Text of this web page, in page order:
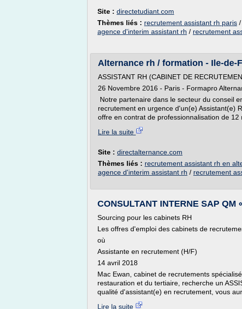
Site : directetudiant.com
Thèmes liés : recrutement assistant rh paris /
agence d'interim assistant rh / recrutement
Alternance rh / formation - Ile-de-
ASSISTANT RH (CABINET DE
26 Novembre 2016 - Paris - Formapro
Notre partenaire dans le secteur du conseil
recrutement en urgence d'un(e) Assistant(e)
offre en contrat de professionnalisation de 12
Lire la suite
Site : directalternance.com
Thèmes liés : recrutement assistant rh en
agence d'interim assistant rh / recrutement
CONSULTANT INTERNE SAP
Sourcing pour les cabinets RH
Les offres d'emploi des cabinets de
où
Assistante en recrutement (H/F)
14 avril 2018
Mac Ewan, cabinet de recrutements
restauration et du tertiaire, recherche un
qualité d'assistant(e) en recrutement,
Lire la suite